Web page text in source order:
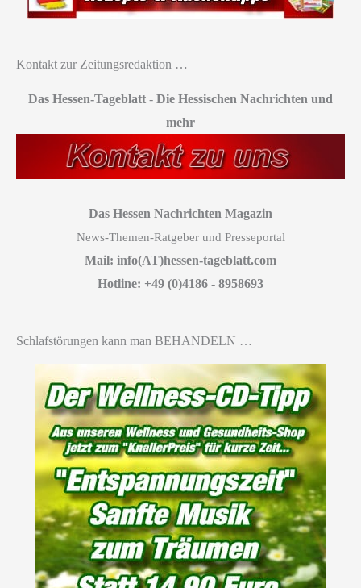
Kontakt zur Zeitungsredaktion …
Das Hessen-Tageblatt - Die Hessischen Nachrichten und
mehr
Das Hessen Nachrichten Magazin
News-Themen-Ratgeber und Presseportal
Mail: info(AT)hessen-tageblatt.com
Hotline: +49 (0)4186 - 8958693
Schlafstörungen kann man BEHANDELN …